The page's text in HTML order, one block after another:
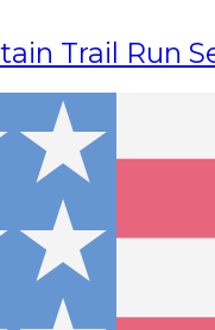
Trail Run